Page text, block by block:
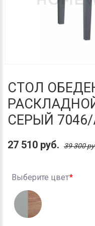
СТОЛ
СЕРЫЙ
27 510 руб. 39 300
Выберите цвет